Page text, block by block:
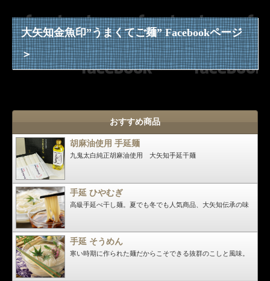
大矢知金魚印”うまくてご麺” Facebookページ
＞
おすすめ商品
胡麻油使用 手延麺
九鬼太白純正胡麻油使用 大矢知手延干麺
手延 ひやむぎ
高級手延べ干し麺。夏でも冬でも人気商品、大矢知伝承の味
手延 そうめん
寒い時期に作られた麺だからこそできる抜群のこしと風味。